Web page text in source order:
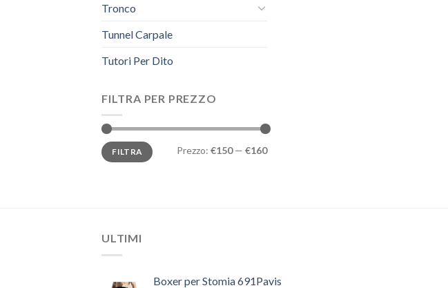
Tronco
Tunnel Carpale
Tutori Per Dito
FILTRA PER PREZZO
Prezzo
Min
Prezzo
MaxFILTRA Prezzo: €150— €160
ULTIMI
Boxer per Stomia 691Pavis